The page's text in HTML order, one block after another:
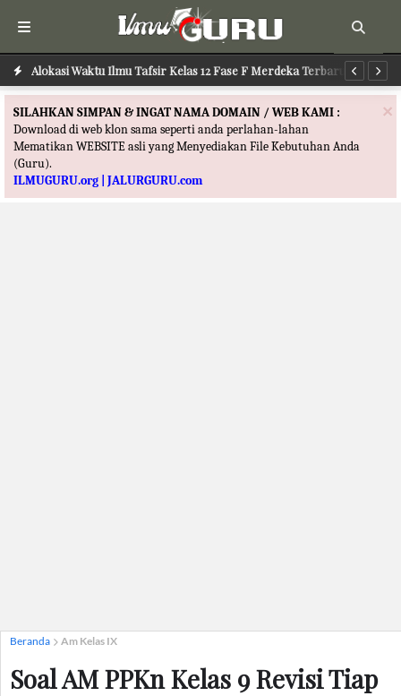
Alokasi Waktu Ilmu Tafsir Kelas 12 Fase F Merdeka Terbaru
Alokasi Waktu Ilmu Kalam Kelas 12 Fase F Merdeka Terbaru
×
SILAHKAN SIMPAN & INGAT NAMA DOMAIN / WEB KAMI :
Download di web klon sama seperti anda perlahan-lahan
Mematikan WEBSITE asli yang Menyediakan File Kebutuhan Anda
(Guru).
ILMUGURU.org | JALURGURU.com
Beranda Am Kelas IX
Soal AM PPKn Kelas 9 Revisi Tiap